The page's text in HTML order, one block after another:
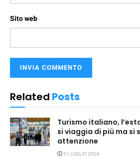
Sito web
Related Posts
Turismo italiano,
si viaggia di più ma si
attenzione
31 LUGLIO 2026